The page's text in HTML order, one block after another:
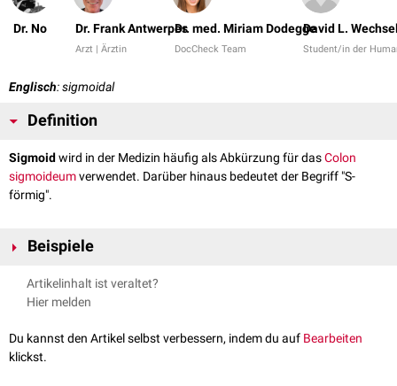
Dr. No Dr. Frank Antwerpes
Arzt | Ärztin
Dr. med. Miriam Dodegge
DocCheck Team
David L.
Student/in der
Englisch: sigmoidal
Definition
Sigmoid wird in der Medizin häufig als Abkürzung für dasColon
sigmoideumverwendet. Darüber hinaus bedeutet der Begriff "S-
förmig".
Beispiele
Sinus sigmoideus : venöser Blutleiter im
Artikelinhalt ist veraltet?
Hier melden
Du kannst den Artikel selbst verbessern, indem du auf Bearbeiten
klickst.